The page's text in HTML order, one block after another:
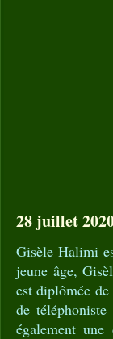
28 juillet
Gisèle Halimi
jeune âge,
est diplômée
de
également